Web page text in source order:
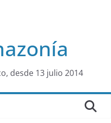
desde 13 julio 2014